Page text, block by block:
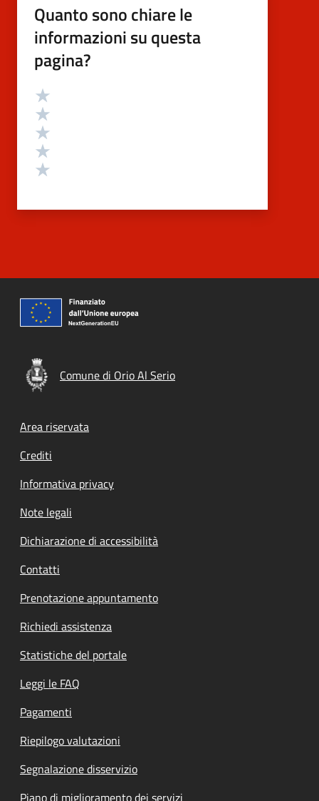
Quanto sono chiare le
informazioni su questa
pagina?
Valutazione
Comune di Orio Al Serio
Footer menu
Area riservata
Crediti
Informativa privacy
Note legali
Dichiarazione di accessibilità
Contatti
Prenotazione appuntamento
Richiedi assistenza
Statistiche del portale
Leggi le FAQ
Pagamenti
Riepilogo valutazioni
Segnalazione disservizio
Piano di miglioramento dei servizi